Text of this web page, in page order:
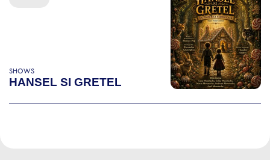
SHOWS
HANSEL SI GRETEL